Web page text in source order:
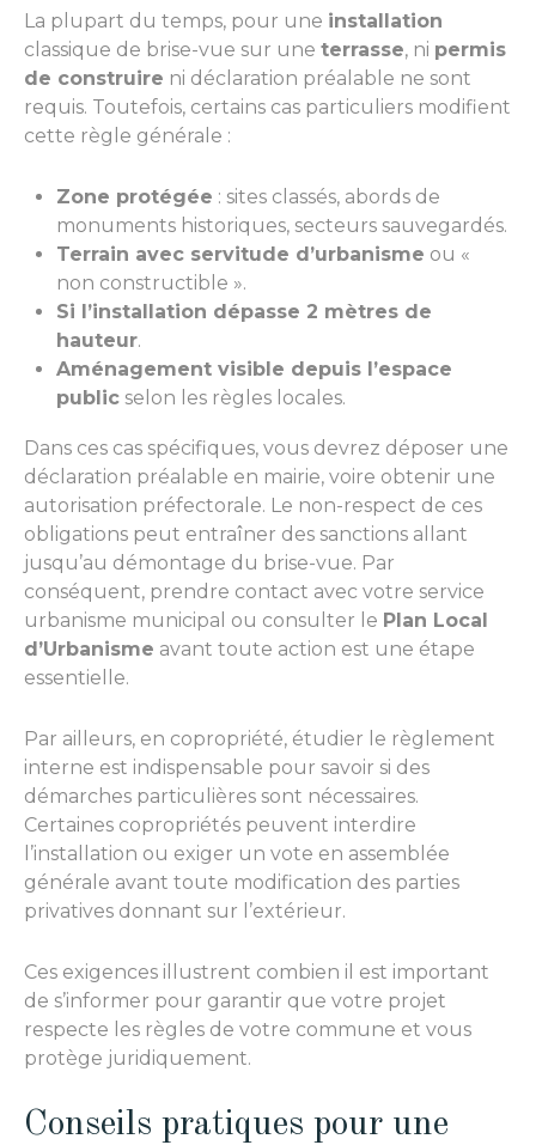
La plupart du temps, pour une installation
classique de brise-vue sur une terrasse, ni permis
de construire ni déclaration préalable ne sont
requis. Toutefois, certains cas particuliers modifient
cette règle générale :
Zone protégée : sites classés, abords de
monuments historiques, secteurs sauvegardés.
Terrain avec servitude d’urbanisme ou «
non constructible ».
Si l’installation dépasse 2 mètres de
hauteur.
Aménagement visible depuis l’espace
public selon les règles locales.
Dans ces cas spécifiques, vous devrez déposer une
déclaration préalable en mairie, voire obtenir une
autorisation préfectorale. Le non-respect de ces
obligations peut entraîner des sanctions allant
jusqu’au démontage du brise-vue. Par
conséquent, prendre contact avec votre service
urbanisme municipal ou consulter le Plan Local
d’Urbanisme avant toute action est une étape
essentielle.
Par ailleurs, en copropriété, étudier le règlement
interne est indispensable pour savoir si des
démarches particulières sont nécessaires.
Certaines copropriétés peuvent interdire
l’installation ou exiger un vote en assemblée
générale avant toute modification des parties
privatives donnant sur l’extérieur.
Ces exigences illustrent combien il est important
de s’informer pour garantir que votre projet
respecte les règles de votre commune et vous
protège juridiquement.
Conseils pratiques pour une